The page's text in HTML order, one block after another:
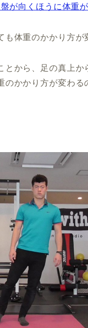
が向くほうに体重
体重のかかり方が
から、足の真上か
かかり方が変わる